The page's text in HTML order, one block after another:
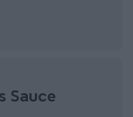
Sauce